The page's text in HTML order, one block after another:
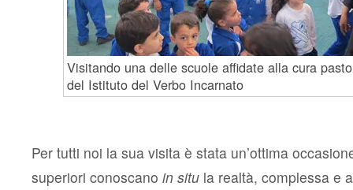
Visitando una delle scuole affidate alla cura
del Istituto del Verbo Incarnato
Per tutti noi la sua visita è stata un’ottima
superiori conoscano in situ la realtà, complessa e